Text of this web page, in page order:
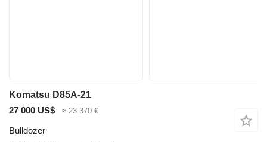
Komatsu D85A-21
27 000 US$
≈ 23 370 €
Bulldozer